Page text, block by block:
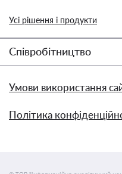
Усі рішення і продукти
Співробітництво
Умови використання
Політика